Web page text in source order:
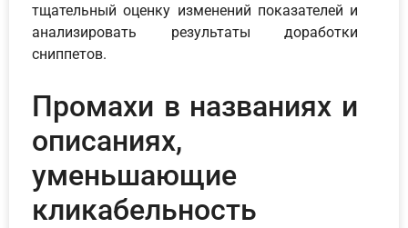
тщательный оценку изменений показателей и
анализировать результаты доработки
сниппетов.
Промахи в названиях и
описаниях,
уменьшающие
кликабельность